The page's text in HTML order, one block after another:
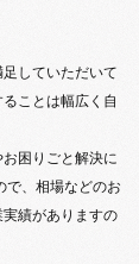
していただいて
ことは幅広く自
困りごと解決に
で、相場などのお
績がありますの